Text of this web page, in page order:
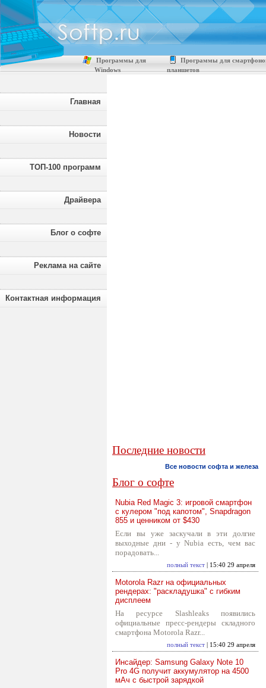
Программы для
Windows
Программы для
планшетов
Главная
Новости
ТОП-100 программ
Драйвера
Блог о софте
Реклама на сайте
Контактная информация
Последние новости
Все новости софта и железа
Блог о софте
Nubia Red Magic 3: игровой смартфон
с кулером "под капотом", Snapdragon
855 и ценником от $430
Если вы уже заскучали в эти долгие
выходные дни - у Nubia есть, чем вас
порадовать...
полный текст | 15:40 29 апреля
Motorola Razr на официальных
рендерах: "раскладушка" с гибким
дисплеем
На ресурсе Slashleaks появились
официальные пресс-рендеры складного
смартфона Motorola Razr...
полный текст | 15:40 29 апреля
Инсайдер: Samsung Galaxy Note 10
Pro 4G получит аккумулятор на 4500
мАч с быстрой зарядкой